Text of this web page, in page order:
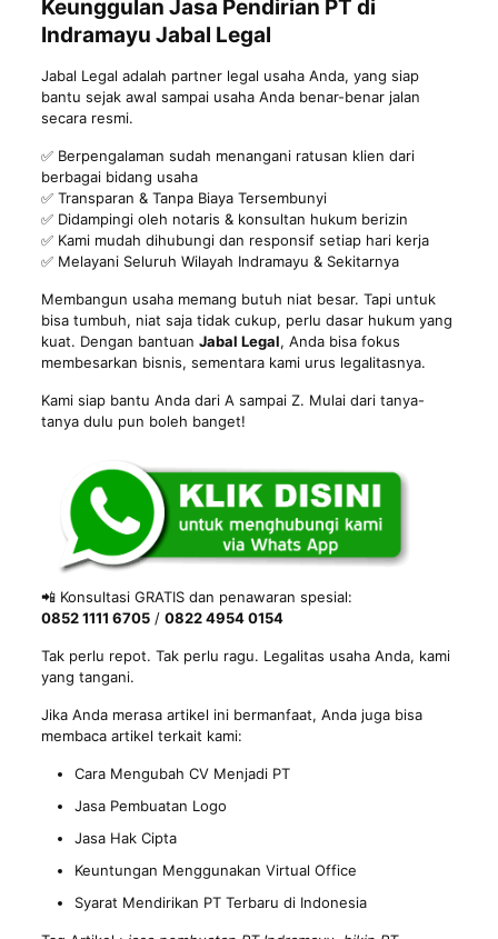
Keunggulan Jasa Pendirian PT di
Indramayu Jabal Legal
Jabal Legal adalah partner legal usaha Anda, yang siap
bantu sejak awal sampai usaha Anda benar-benar jalan
secara resmi.
✅ Berpengalaman sudah menangani ratusan klien dari
berbagai bidang usaha
✅ Transparan & Tanpa Biaya Tersembunyi
✅ Didampingi oleh notaris & konsultan hukum berizin
✅ Kami mudah dihubungi dan responsif setiap hari kerja
✅ Melayani Seluruh Wilayah Indramayu & Sekitarnya
Membangun usaha memang butuh niat besar. Tapi untuk
bisa tumbuh, niat saja tidak cukup, perlu dasar hukum yang
kuat. Dengan bantuan Jabal Legal, Anda bisa fokus
membesarkan bisnis, sementara kami urus legalitasnya.
Kami siap bantu Anda dari A sampai Z. Mulai dari tanya-
tanya dulu pun boleh banget!
📲 Konsultasi GRATIS dan penawaran spesial:
0852 1111 6705/ 0822 4954 0154
Tak perlu repot. Tak perlu ragu. Legalitas usaha Anda, kami
yang tangani.
Jika Anda merasa artikel ini bermanfaat, Anda juga bisa
membaca artikel terkait kami:
Cara Mengubah CV Menjadi PT
Jasa Pembuatan Logo
Jasa Hak Cipta
Keuntungan Menggunakan Virtual Office
Syarat Mendirikan PT Terbaru di Indonesia